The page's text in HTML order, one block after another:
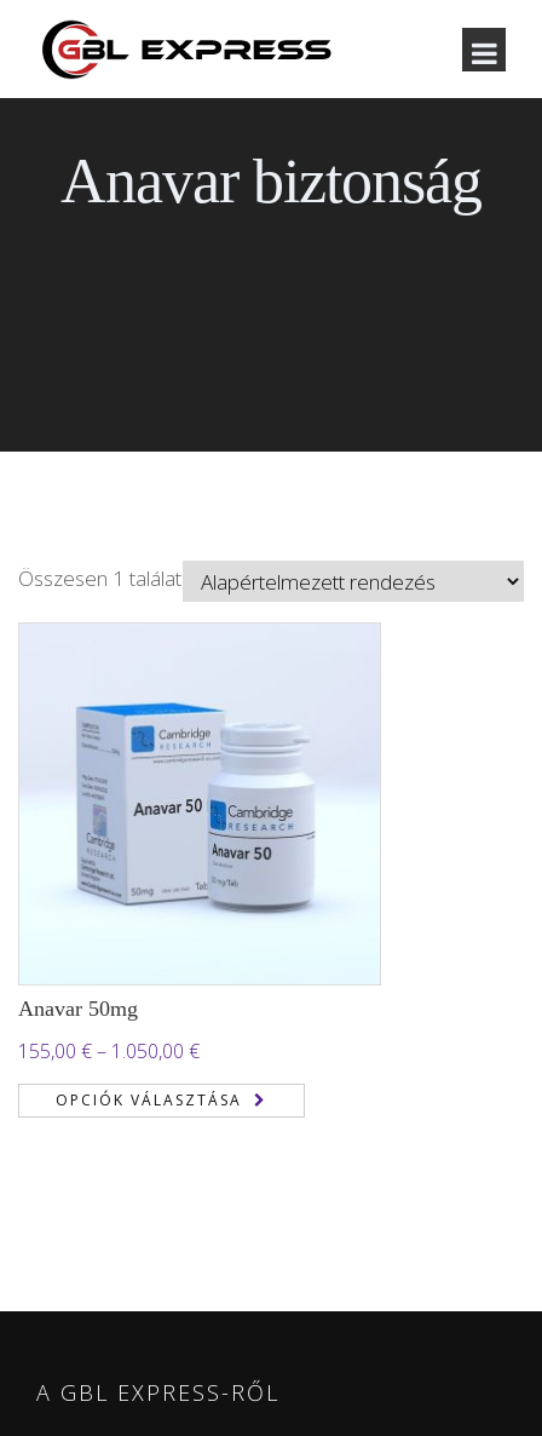
Anavar biztonság
Összesen 1 találat
Anavar 50mg
155,00 €– 1.050,00 €Ártartomány:
155,00 €
-
OPCIÓK VÁLASZTÁSA
A GBL EXPRESS-RŐL